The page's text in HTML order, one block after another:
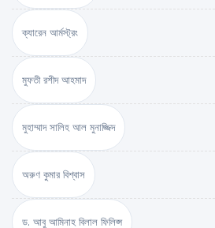
ক্যারেন আর্মস্ট্রং
মুফতী রশীদ আহমাদ
মুহাম্মাদ সালিহ আল মুনাজ্জিদ
অরুণ কুমার বিশ্বাস
ড. আবু আমিনাহ বিলাল ফিলিপ্স